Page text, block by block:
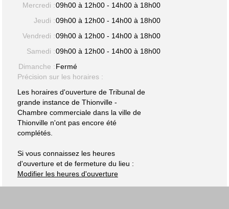
Mercredi :09h00 à 12h00 - 14h00 à 18h00
Jeudi :09h00 à 12h00 - 14h00 à 18h00
Vendredi :09h00 à 12h00 - 14h00 à 18h00
Samedi :09h00 à 12h00 - 14h00 à 18h00
Dimanche :Fermé
Précision sur les horaires :
Les horaires d'ouverture de Tribunal de
grande instance de Thionville -
Chambre commerciale dans la ville de
Thionville n'ont pas encore été
complétés.
Si vous connaissez les heures
d'ouverture et de fermeture du lieu :
Modifier les heures d'ouverture